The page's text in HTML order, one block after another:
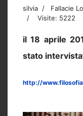
silvia Fallacie
Visite: 5222
il 18 aprile
stato
http://